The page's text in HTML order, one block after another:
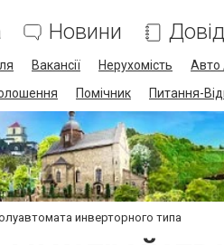
Новини
Вакансії Нерухомість Авто
Помічник Питання-
инверторного типа